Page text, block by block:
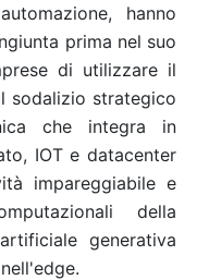
hanno
prima nel suo
di utilizzare il
sodalizio strategico
che integra in
IOT e datacenter
impareggiabile e
della
generativa